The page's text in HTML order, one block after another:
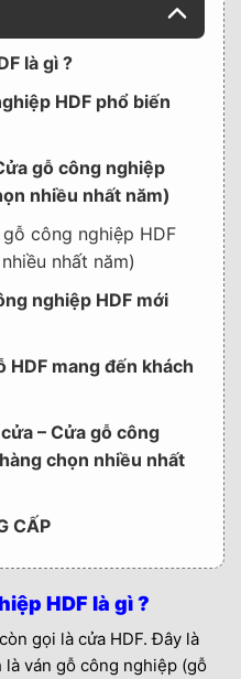
là gì ?
HDF phổ biến
gỗ công nghiệp
nhiều nhất năm)
công nghiệp HDF
nhất năm)
nghiệp HDF mới
HDF mang đến khách
– Cửa gỗ công
chọn nhiều nhất
CẤP
HDF là gì ?
gọi là cửa HDF. Đây là
ván gỗ công nghiệp (gỗ